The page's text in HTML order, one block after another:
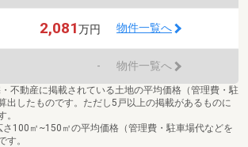
2,081万円 物件一覧へ
- 物件一覧へ
不動産に掲載されている土地の平均価格（管理費・駐
出したものです。ただし5戸以上の掲載があるものに
。
100㎡~150㎡の平均価格（管理費・駐車場代などを
す。